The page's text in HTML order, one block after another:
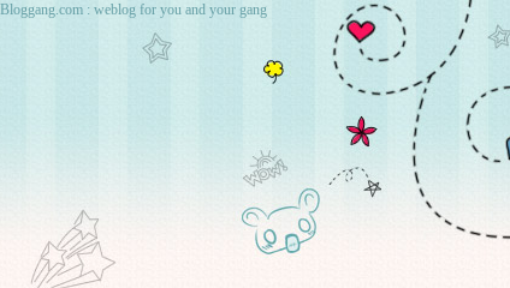
Bloggang.com : weblog for you and your gang